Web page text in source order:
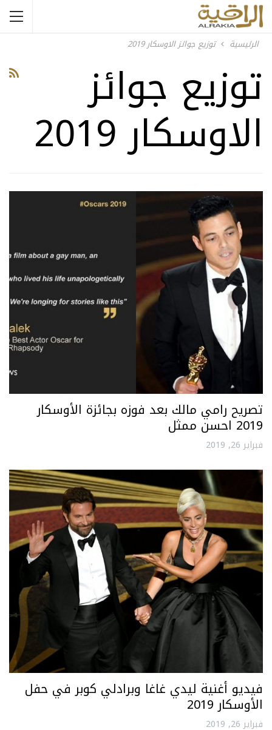
الرئيسية توزيع جوائز الاوسكار 2019
توزيع جوائز
الاوسكار 2019
تصريح رامي مالك بعد فوزه بجائزة الأوسكار
2019 احسن ممثل
فبراير 26, 2019
فيديو أغنية ليدي غاغا وبرادلي كوبر في حفل
الأوسكار 2019
فبراير 26, 2019